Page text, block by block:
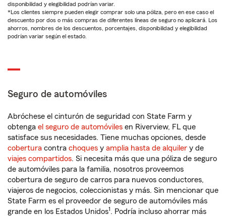
disponibilidad y elegibilidad podrían variar.
*Los clientes siempre pueden elegir comprar solo una póliza, pero en ese caso el
descuento por dos o más compras de diferentes líneas de seguro no aplicará. Los
ahorros, nombres de los descuentos, porcentajes, disponibilidad y elegibilidad
podrían variar según el estado.
Seguro de automóviles
Abróchese el cinturón de seguridad con State Farm y
obtenga el seguro de automóviles en Riverview, FL que
satisface sus necesidades. Tiene muchas opciones, desde
cobertura contra choques y amplia hasta de alquiler y de
viajes compartidos. Si necesita más que una póliza de seguro
de automóviles para la familia, nosotros proveemos
cobertura de seguro de carros para nuevos conductores,
viajeros de negocios, coleccionistas y más. Sin mencionar que
State Farm es el proveedor de seguro de automóviles más
grande en los Estados Unidos1. Podría incluso ahorrar más